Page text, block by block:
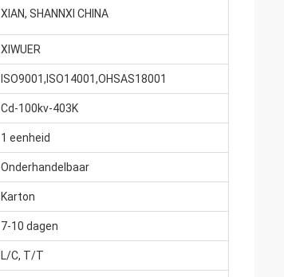
XIAN, SHANNXI CHINA
XIWUER
ISO9001,ISO14001,OHSAS18001
Cd-100kv-403K
1 eenheid
Onderhandelbaar
Karton
7-10 dagen
L/C, T/T